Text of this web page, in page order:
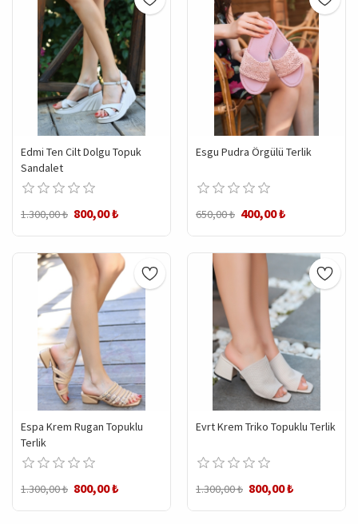
Edmi Ten Cilt Dolgu Topuk
Sandalet
1.300,00 ₺ 800,00 ₺
Esgu Pudra Örgülü Terlik
650,00 ₺ 400,00 ₺
Espa Krem Rugan Topuklu
Terlik
1.300,00 ₺ 800,00 ₺
Evrt Krem Triko Topuklu Terlik
1.300,00 ₺ 800,00 ₺